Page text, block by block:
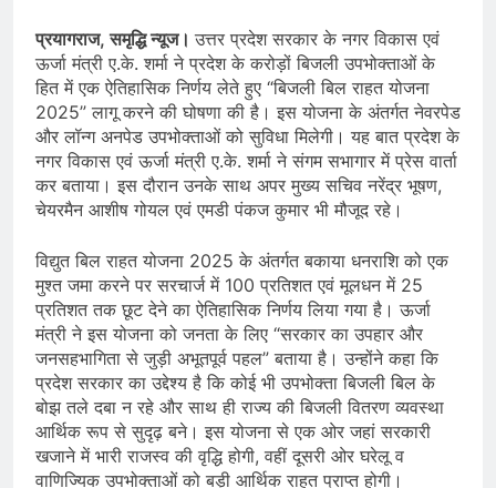
प्रयागराज, समृद्धि न्यूज।उत्तर प्रदेश सरकार के नगर विकास एवं
ऊर्जा मंत्री ए.के. शर्मा ने प्रदेश के करोड़ों बिजली उपभोक्ताओं के
हित में एक ऐतिहासिक निर्णय लेते हुए “बिजली बिल राहत योजना
2025” लागू करने की घोषणा की है। इस योजना के अंतर्गत नेवरपेड
और लॉन्ग अनपेड उपभोक्ताओं को सुविधा मिलेगी। यह बात प्रदेश के
नगर विकास एवं ऊर्जा मंत्री ए.के. शर्मा ने संगम सभागार में प्रेस वार्ता
कर बताया। इस दौरान उनके साथ अपर मुख्य सचिव नरेंद्र भूषण,
चेयरमैन आशीष गोयल एवं एमडी पंकज कुमार भी मौजूद रहे।
विद्युत बिल राहत योजना 2025 के अंतर्गत बकाया धनराशि को एक
मुश्त जमा करने पर सरचार्ज में 100 प्रतिशत एवं मूलधन में 25
प्रतिशत तक छूट देने का ऐतिहासिक निर्णय लिया गया है। ऊर्जा
मंत्री ने इस योजना को जनता के लिए “सरकार का उपहार और
जनसहभागिता से जुड़ी अभूतपूर्व पहल” बताया है। उन्होंने कहा कि
प्रदेश सरकार का उद्देश्य है कि कोई भी उपभोक्ता बिजली बिल के
बोझ तले दबा न रहे और साथ ही राज्य की बिजली वितरण व्यवस्था
आर्थिक रूप से सुदृढ़ बने। इस योजना से एक ओर जहां सरकारी
खजाने में भारी राजस्व की वृद्धि होगी, वहीं दूसरी ओर घरेलू व
वाणिज्यिक उपभोक्ताओं को बड़ी आर्थिक राहत प्राप्त होगी।